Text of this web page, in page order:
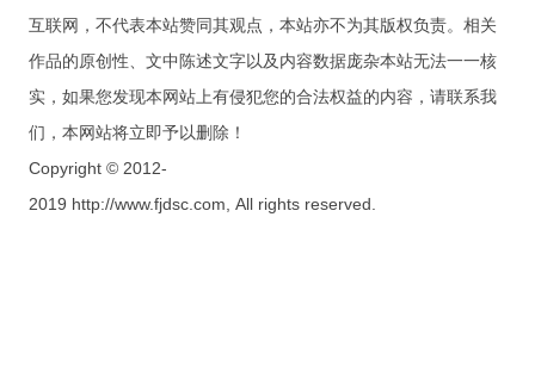
互联网，不代表本站赞同其观点，本站亦不为其版权负责。相关
作品的原创性、文中陈述文字以及内容数据庞杂本站无法一一核
实，如果您发现本网站上有侵犯您的合法权益的内容，请联系我
们，本网站将立即予以删除！
Copyright © 2012-
2019 http://www.fjdsc.com, All rights reserved.